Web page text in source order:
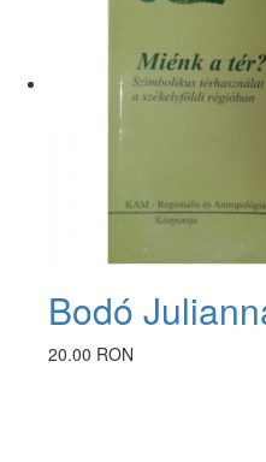
Bodó
20.00 RON